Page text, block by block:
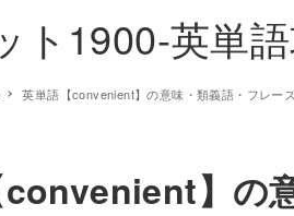
ト1900-英単
英単語【convenient】の意味・類義語・フレー
】の